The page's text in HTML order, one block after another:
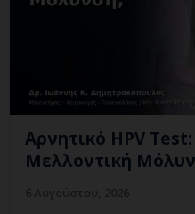
Αρνητικό HPV
Μελλοντική